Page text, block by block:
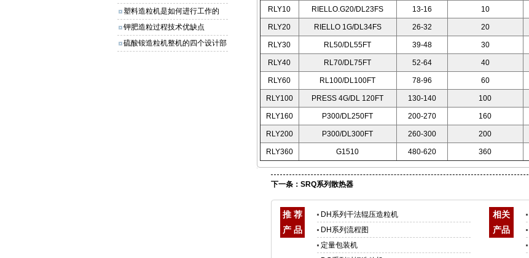
塑料造粒机是如何进行工作的
钾肥造粒过程技术优缺点
硫酸铵造粒机整机的四个设计部
RLY10 RIELLO.G20/DL23FS 13-16 10
RLY20 RIELLO 1G/DL34FS 26-32 20
RLY30 RL50/DL55FT 39-48 30
RLY40 RL70/DL75FT 52-64 40
RLY60 RL100/DL100FT 78-96 60
RLY100 PRESS 4G/DL 120FT 130-140 100
RLY160 P300/DL250FT 200-270 160
RLY200 P300/DL300FT 260-300 200
RLY360 G1510 480-620 360
下一条： SRQ系列散热器
推 荐
产 品
DH系列干法辊压造粒机
DH系列流程图
定量包装机
相关
产品